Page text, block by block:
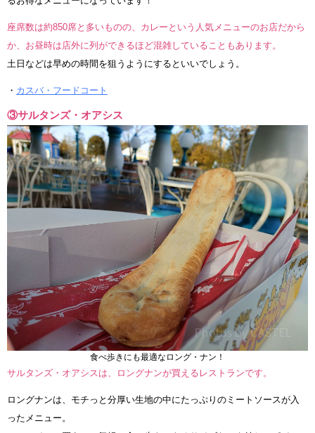
座席数は約850席と多いものの、カレーという人気メニューのお店だから
か、お昼時は店外に列ができるほど混雑していることもあります。
土日などは早めの時間を狙うようにするといいでしょう。
・ カスバ・フードコート
③サルタンズ・オアシス
食べ歩きにも最適なロング・ナン！
サルタンズ・オアシスは、ロングナンが買えるレストランです。
ロングナンは、モチっと分厚い生地の中にたっぷりのミートソースが入
ったメニュー。